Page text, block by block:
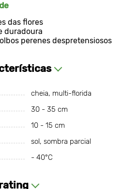
das flores
duradoura
perenes despretensiosos
cheia, multi-florida
30 - 35 cm
10 - 15 cm
sol, sombra parcial
- 40°C